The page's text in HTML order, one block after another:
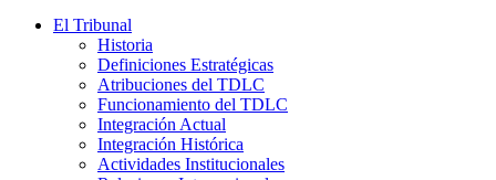
El Tribunal
Historia
Definiciones Estratégicas
Atribuciones del TDLC
Funcionamiento del TDLC
Integración Actual
Integración Histórica
Actividades Institucionales